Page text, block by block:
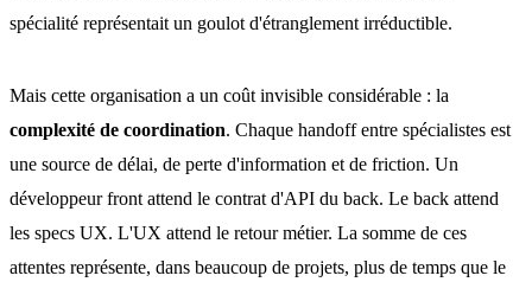
spécialité représentait un goulot d'étranglement irréductible.
Mais cette organisation a un coût invisible considérable : la
complexité de coordination. Chaque handoff entre spécialistes est
une source de délai, de perte d'information et de friction. Un
développeur front attend le contrat d'API du back. Le back attend
les specs UX. L'UX attend le retour métier. La somme de ces
attentes représente, dans beaucoup de projets, plus de temps que le